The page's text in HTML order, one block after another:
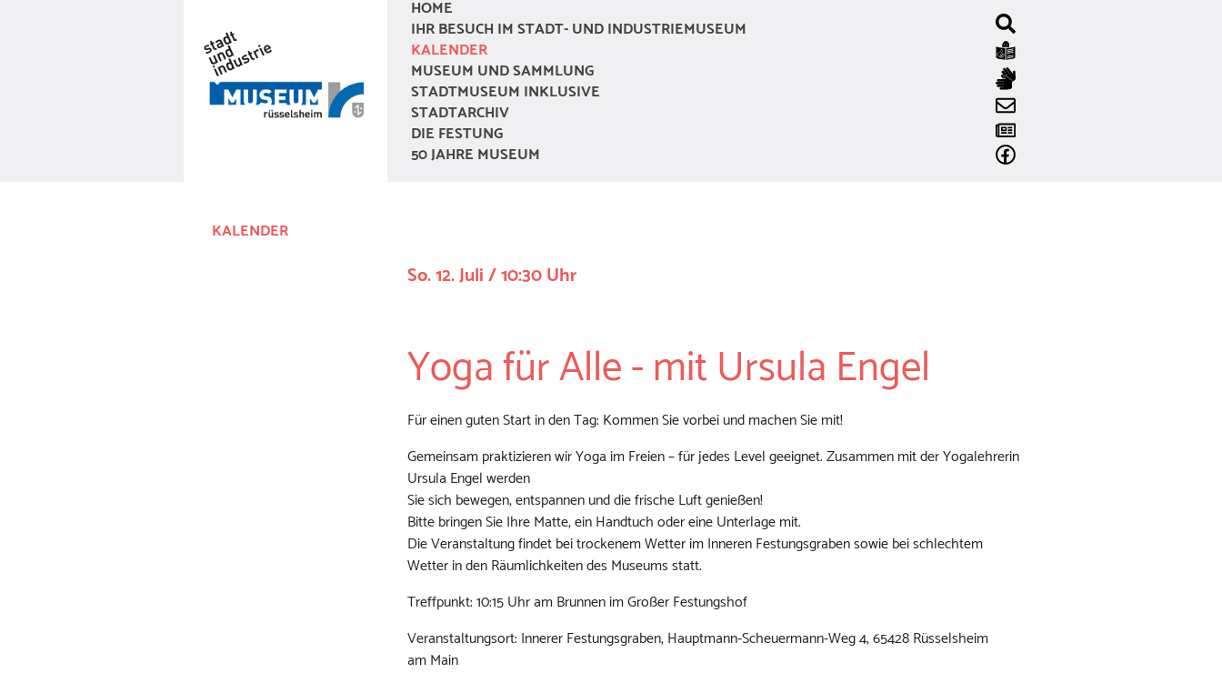
HOME
IHR BESUCH IM STADT- UND INDUSTRIEMUSEUM
KALENDER
MUSEUM UND SAMMLUNG
STADTMUSEUM INKLUSIVE
STADTARCHIV
DIE FESTUNG
50 JAHRE MUSEUM
So. 12. Juli / 10:30 Uhr
Yoga für Alle - mit Ursula Engel
Für einen guten Start in den Tag: Kommen Sie vorbei und machen Sie mit!
Gemeinsam praktizieren wir Yoga im Freien – für jedes Level geeignet. Zusammen mit der Yogalehrerin
Ursula Engel werden
Sie sich bewegen, entspannen und die frische Luft genießen!
Bitte bringen Sie Ihre Matte, ein Handtuch oder eine Unterlage mit.
Die Veranstaltung findet bei trockenem Wetter im Inneren Festungsgraben sowie bei schlechtem
Wetter in den Räumlichkeiten des Museums statt.
Treffpunkt: 10:15 Uhr am Brunnen im Großer Festungshof
Veranstaltungsort: Innerer Festungsgraben, Hauptmann-Scheuermann-Weg 4, 65428 Rüsselsheim
am Main
KALENDER